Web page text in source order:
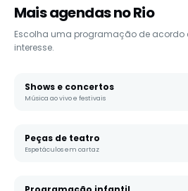
Mais agendas no Rio
Escolha uma programação de acordo
interesse.
Shows e concertos
Música ao vivo e festivais
Peças de teatro
Espetáculos em cartaz